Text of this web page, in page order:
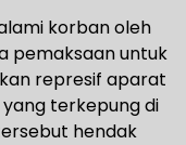
korban oleh
pemaksaan untuk
represif aparat
terkepung di
hendak